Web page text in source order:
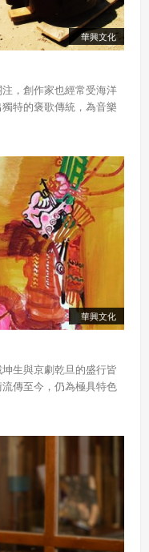
華興文化
，創作家也經常受海洋
特的褒歌傳統，為音樂
華興文化
生與京劇乾旦的盛行皆
傳至今，仍為極具特色